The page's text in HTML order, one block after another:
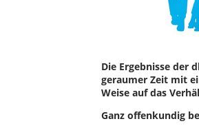
Die Ergebnisse der
geraumer Zeit mit
Weise auf das
Ganz offenkundig